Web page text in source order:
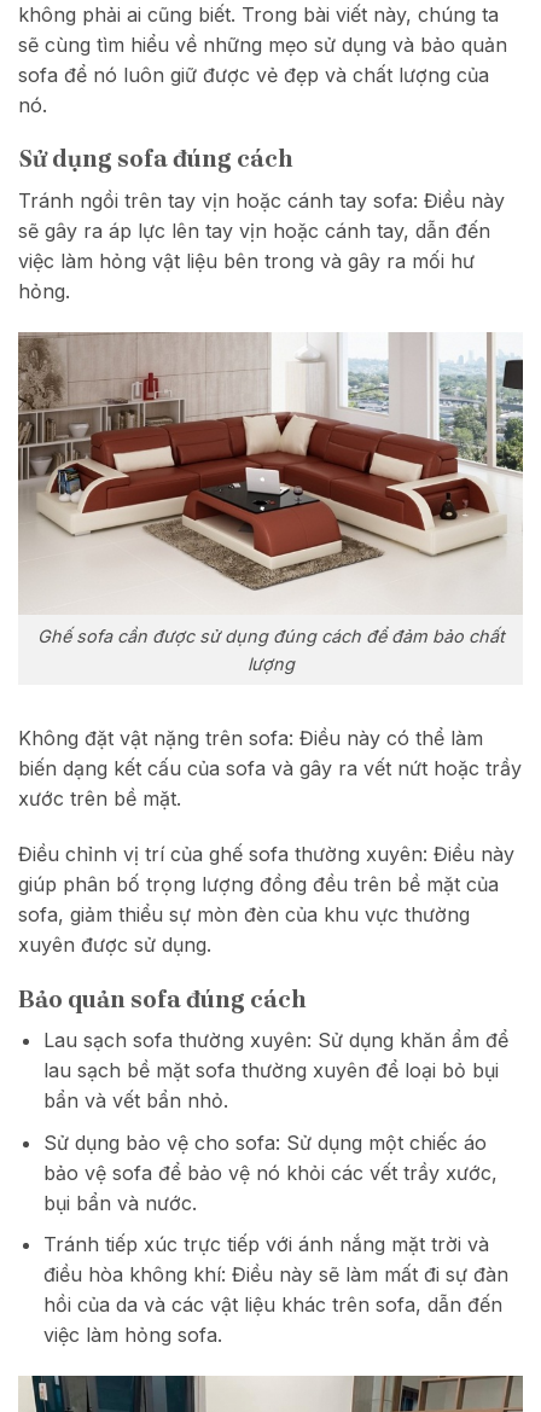
không phải ai cũng biết. Trong bài viết này, chúng ta
sẽ cùng tìm hiểu về những mẹo sử dụng và bảo quản
sofa để nó luôn giữ được vẻ đẹp và chất lượng của
nó.
Sử dụng sofa đúng cách
Tránh ngồi trên tay vịn hoặc cánh tay sofa: Điều này
sẽ gây ra áp lực lên tay vịn hoặc cánh tay, dẫn đến
việc làm hỏng vật liệu bên trong và gây ra mối hư
hỏng.
Ghế sofa cần được sử dụng đúng cách để đảm bảo chất
lượng
Không đặt vật nặng trên sofa: Điều này có thể làm
biến dạng kết cấu của sofa và gây ra vết nứt hoặc trầy
xước trên bề mặt.
Điều chỉnh vị trí của ghế sofa thường xuyên: Điều này
giúp phân bố trọng lượng đồng đều trên bề mặt của
sofa, giảm thiểu sự mòn đèn của khu vực thường
xuyên được sử dụng.
Bảo quản sofa đúng cách
Lau sạch sofa thường xuyên: Sử dụng khăn ẩm để
lau sạch bề mặt sofa thường xuyên để loại bỏ bụi
bẩn và vết bẩn nhỏ.
Sử dụng bảo vệ cho sofa: Sử dụng một chiếc áo
bảo vệ sofa để bảo vệ nó khỏi các vết trầy xước,
bụi bẩn và nước.
Tránh tiếp xúc trực tiếp với ánh nắng mặt trời và
điều hòa không khí: Điều này sẽ làm mất đi sự đàn
hồi của da và các vật liệu khác trên sofa, dẫn đến
việc làm hỏng sofa.